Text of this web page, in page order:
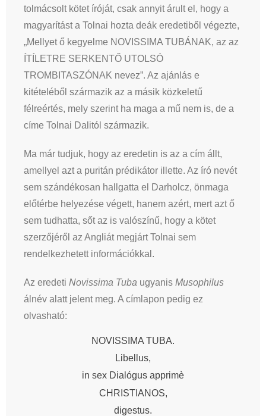
tolmácsolt kötet íróját, csak annyit árult el, hogy a
magyarítást a Tolnai hozta deák eredetiből végezte,
„Mellyet ő kegyelme NOVISSIMA TUBÁNAK, az az
ÍTÍLETRE SERKENTŐ UTOLSÓ
TROMBITASZÓNAK nevez”. Az ajánlás e
kitételéből származik az a másik közkeletű
félreértés, mely szerint ha maga a mű nem is, de a
címe Tolnai Dalitól származik.
Ma már tudjuk, hogy az eredetin is az a cím állt,
amellyel azt a puritán prédikátor illette. Az író nevét
sem szándékosan hallgatta el Darholcz, önmaga
előtérbe helyezése végett, hanem azért, mert azt ő
sem tudhatta, sőt az is valószínű, hogy a kötet
szerzőjéről az Angliát megjárt Tolnai sem
rendelkezhetett információkkal.
Az eredeti Novissima Tuba ugyanis Musophilus
álnév alatt jelent meg. A címlapon pedig ez
olvasható:
NOVISSIMA TUBA.
Libellus,
in sex Dialógus apprimè
CHRISTIANOS,
digestus.